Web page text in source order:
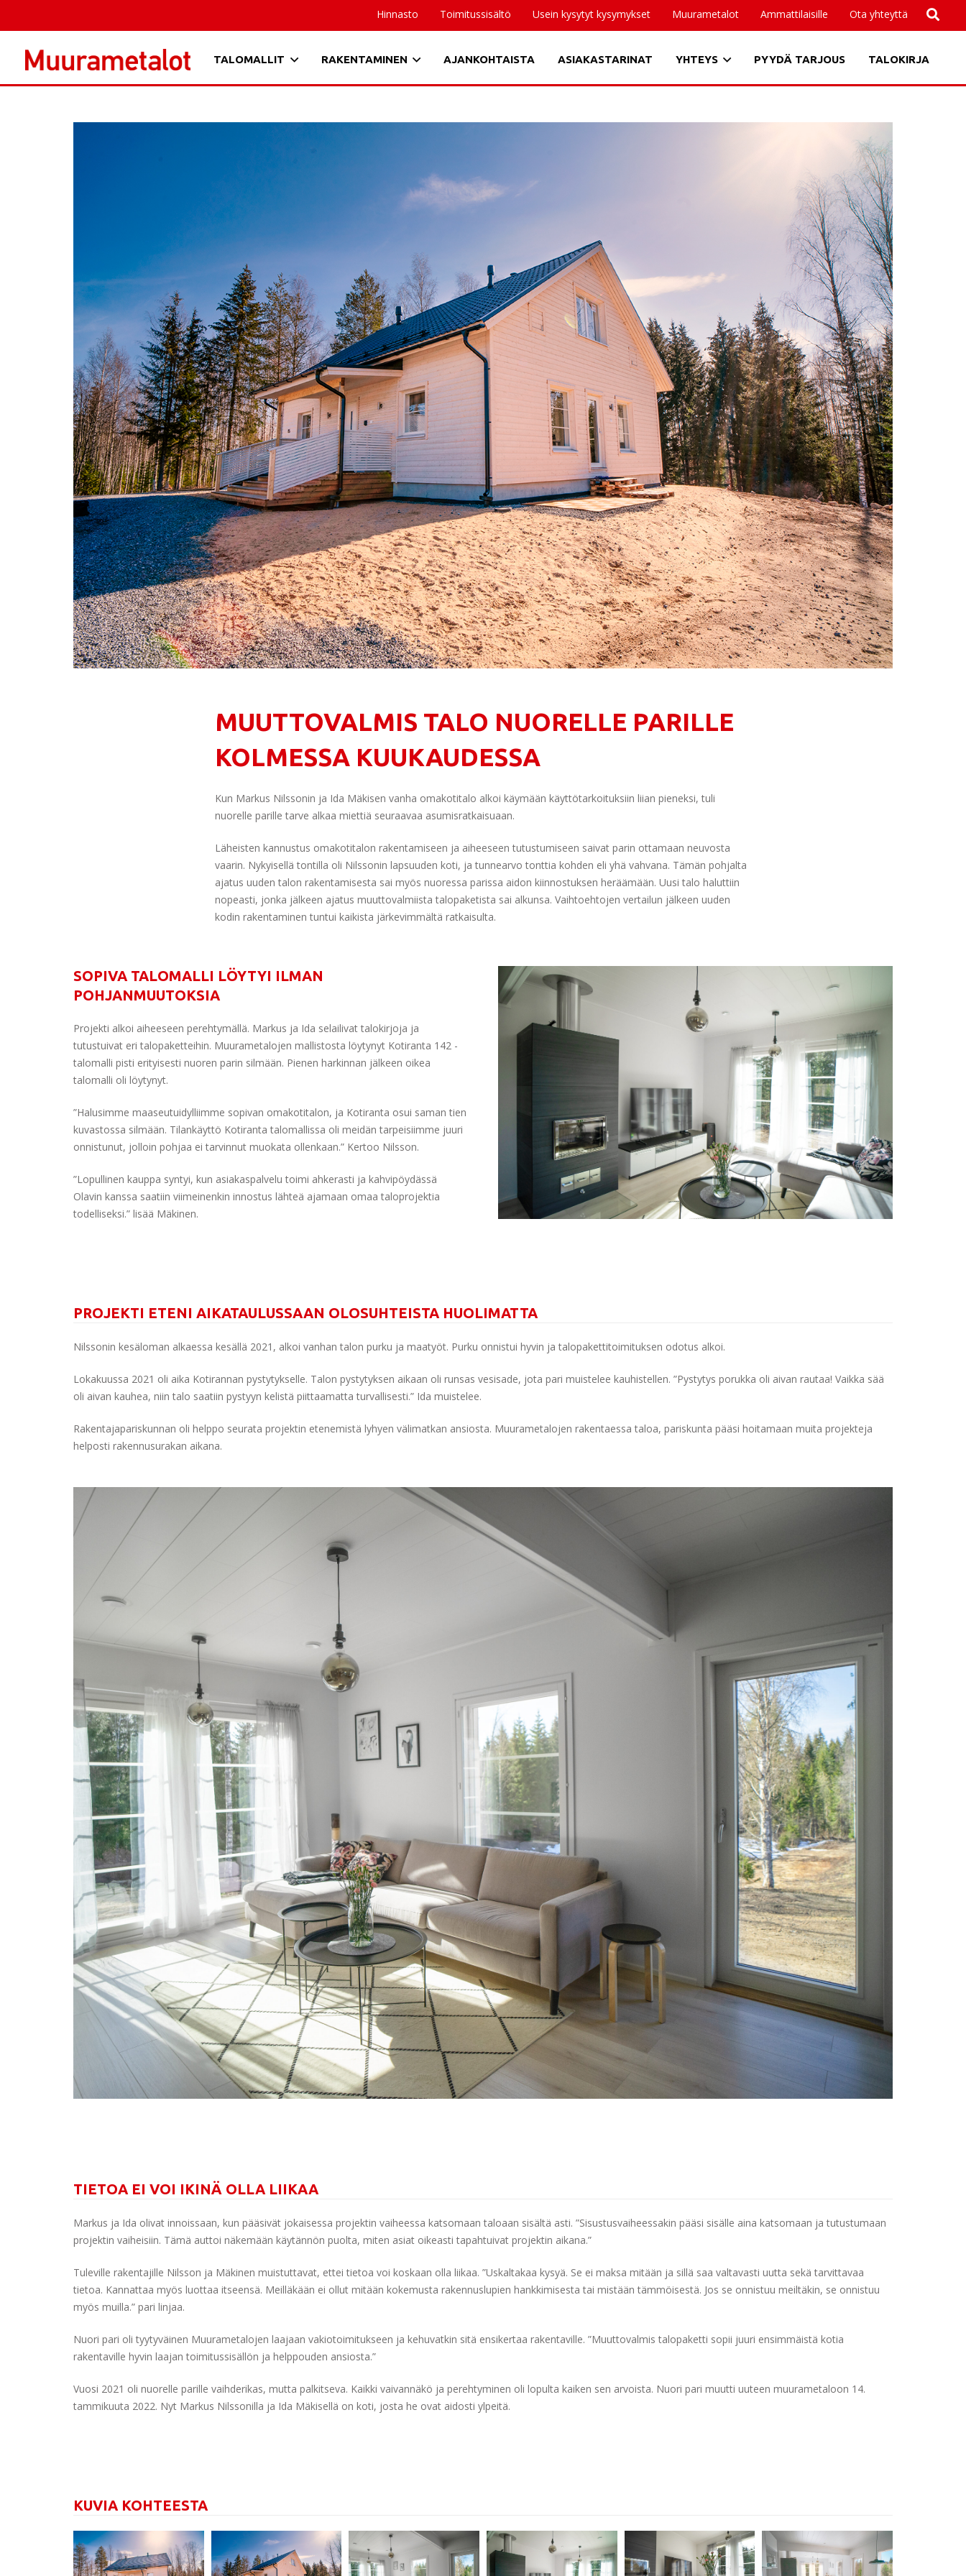
Hinnasto Toimitussisältö Usein kysytyt kysymykset Muurametalot Ammattilaisille Ota yhteyttä
TALOMALLIT RAKENTAMINEN AJANKOHTAISTA ASIAKASTARINAT YHTEYS PYYDÄ TARJOUS TALOKIRJA
MUUTTOVALMIS TALO NUORELLE PARILLE
KOLMESSA KUUKAUDESSA
Kun Markus Nilssonin ja Ida Mäkisen vanha omakotitalo alkoi käymään käyttötarkoituksiin liian pieneksi, tuli
nuorelle parille tarve alkaa miettiä seuraavaa asumisratkaisuaan.
Läheisten kannustus omakotitalon rakentamiseen ja aiheeseen tutustumiseen saivat parin ottamaan neuvosta
vaarin. Nykyisellä tontilla oli Nilssonin lapsuuden koti, ja tunnearvo tonttia kohden eli yhä vahvana. Tämän pohjalta
ajatus uuden talon rakentamisesta sai myös nuoressa parissa aidon kiinnostuksen heräämään. Uusi talo haluttiin
nopeasti, jonka jälkeen ajatus muuttovalmiista talopaketista sai alkunsa. Vaihtoehtojen vertailun jälkeen uuden
kodin rakentaminen tuntui kaikista järkevimmältä ratkaisulta.
SOPIVA TALOMALLI LÖYTYI ILMAN
POHJANMUUTOKSIA
Projekti alkoi aiheeseen perehtymällä. Markus ja Ida selailivat talokirjoja ja
tutustuivat eri talopaketteihin. Muurametalojen mallistosta löytynyt Kotiranta 142 -
talomalli pisti erityisesti nuoren parin silmään. Pienen harkinnan jälkeen oikea
talomalli oli löytynyt.
”Halusimme maaseutuidylliimme sopivan omakotitalon, ja Kotiranta osui saman tien
kuvastossa silmään. Tilankäyttö Kotiranta talomallissa oli meidän tarpeisiimme juuri
onnistunut, jolloin pohjaa ei tarvinnut muokata ollenkaan.” Kertoo Nilsson.
”Lopullinen kauppa syntyi, kun asiakaspalvelu toimi ahkerasti ja kahvipöydässä
Olavin kanssa saatiin viimeinenkin innostus lähteä ajamaan omaa taloprojektia
todelliseksi.” lisää Mäkinen.
PROJEKTI ETENI AIKATAULUSSAAN OLOSUHTEISTA HUOLIMATTA
Nilssonin kesäloman alkaessa kesällä 2021, alkoi vanhan talon purku ja maatyöt. Purku onnistui hyvin ja talopakettitoimituksen odotus alkoi.
Lokakuussa 2021 oli aika Kotirannan pystytykselle. Talon pystytyksen aikaan oli runsas vesisade, jota pari muistelee kauhistellen. ”Pystytys porukka oli aivan rautaa! Vaikka sää
oli aivan kauhea, niin talo saatiin pystyyn kelistä piittaamatta turvallisesti.” Ida muistelee.
Rakentajapariskunnan oli helppo seurata projektin etenemistä lyhyen välimatkan ansiosta. Muurametalojen rakentaessa taloa, pariskunta pääsi hoitamaan muita projekteja
helposti rakennusurakan aikana.
TIETOA EI VOI IKINÄ OLLA LIIKAA
Markus ja Ida olivat innoissaan, kun pääsivät jokaisessa projektin vaiheessa katsomaan taloaan sisältä asti. ”Sisustusvaiheessakin pääsi sisälle aina katsomaan ja tutustumaan
projektin vaiheisiin. Tämä auttoi näkemään käytännön puolta, miten asiat oikeasti tapahtuivat projektin aikana.”
Tuleville rakentajille Nilsson ja Mäkinen muistuttavat, ettei tietoa voi koskaan olla liikaa. ”Uskaltakaa kysyä. Se ei maksa mitään ja sillä saa valtavasti uutta sekä tarvittavaa
tietoa. Kannattaa myös luottaa itseensä. Meilläkään ei ollut mitään kokemusta rakennuslupien hankkimisesta tai mistään tämmöisestä. Jos se onnistuu meiltäkin, se onnistuu
myös muilla.” pari linjaa.
Nuori pari oli tyytyväinen Muurametalojen laajaan vakiotoimitukseen ja kehuvatkin sitä ensikertaa rakentaville. ”Muuttovalmis talopaketti sopii juuri ensimmäistä kotia
rakentaville hyvin laajan toimitussisällön ja helppouden ansiosta.”
Vuosi 2021 oli nuorelle parille vaihderikas, mutta palkitseva. Kaikki vaivannäkö ja perehtyminen oli lopulta kaiken sen arvoista. Nuori pari muutti uuteen muurametaloon 14.
tammikuuta 2022. Nyt Markus Nilssonilla ja Ida Mäkisellä on koti, josta he ovat aidosti ylpeitä.
KUVIA KOHTEESTA